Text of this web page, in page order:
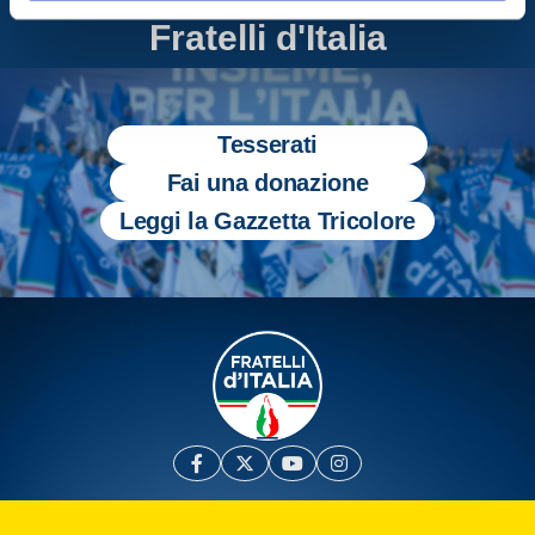
Fratelli d'Italia
Tesserati
Fai una donazione
Leggi la Gazzetta Tricolore